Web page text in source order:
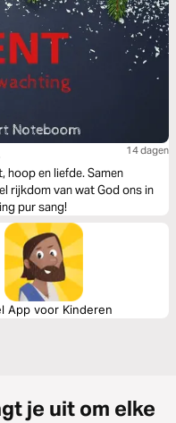
14 dagen
hoop en liefde. Samen
rijkdom van wat God ons in
pur sang!
App voor Kinderen
je uit om elke